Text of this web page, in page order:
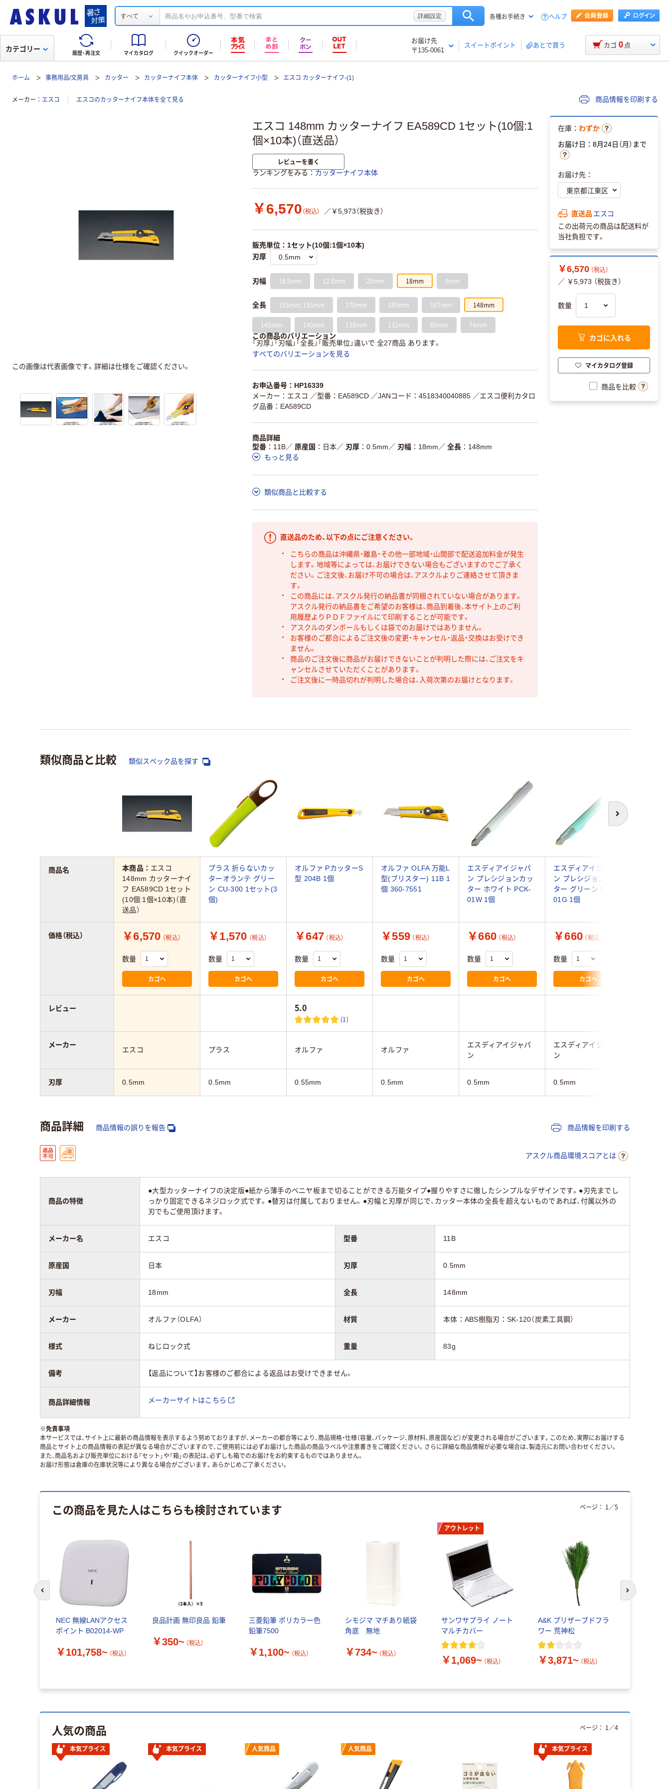
すべて 詳細設定 各種お手続き ヘルプ
履歴・再注文 マイカタログ クイックオーダー
お届け先
〒135-0061
スイートポイント あとで買う
カテゴリー カゴ 0 点
ホーム 事務用品/文房具 カッター カッターナイフ本体 カッターナイフ小型 エスコ カッターナイフ-(1)
メーカー エスコ エスコのカッターナイフ本体を全て見る 商品情報を印刷する
エスコ 148mm カッターナイフ EA589CD 1セット(10個:1
個×10本)（直送品）
レビューを書く
ランキングをみる カッターナイフ本体
￥6,570 （税込） ／￥5,973（税抜き）
販売単位：1セット(10個:1個×10本)
刃厚
刃幅 18.5mm 12.5mm 25mm 18mm 9mm
全長 155mm；155mm 270mm 180mm 167mm 148mm
145mm 140mm 138mm 132mm 80mm 74mm
この商品のバリエーション
「刃厚」「刃幅」「全長」「販売単位」違いで 全27商品 あります。
すべてのバリエーションを見る
お申込番号：HP16339
メーカー：エスコ ／型番：EA589CD ／JANコード：4518340040885 ／エスコ便利カタロ
グ品番：EA589CD
商品詳細
型番
11B／ 原産国 日本／ 刃厚 0.5mm ／ 刃幅 18mm ／ 全長
148mm
もっと見る
類似商品と比較する
直送品のため、以下の点にご注意ください。
こちらの商品は沖縄県・離島・その他一部地域・山間部で配送追加料金が発生
します。地域等によっては、お届けできない場合もございますのでご了承く
ださい。ご注文後、お届け不可の場合は、アスクルよりご連絡させて頂きま
す。
この商品には、アスクル発行の納品書が同梱されていない場合があります。
アスクル発行の納品書をご希望のお客様は、商品到着後、本サイト上のご利
用履歴よりＰＤＦファイルにて印刷することが可能です。
アスクルのダンボールもしくは袋でのお届けではありません。
お客様のご都合によるご注文後の変更・キャンセル・返品・交換はお受けでき
ません。
商品のご注文後に商品がお届けできないことが判明した際には、ご注文をキ
ャンセルさせていただくことがあります。
ご注文後に一時品切れが判明した場合は、入荷次第のお届けとなります。
この画像は代表画像です。詳細は仕様をご確認ください。
在庫： わずか
お届け日：8月24日（月）まで
お届け先：
直送品 エスコ
この出荷元の商品は配送料が
当社負担です。
￥6,570 （税込）
／ ￥5,973 （税抜き）
数量
カゴに入れる
マイカタログ登録
商品を比較
類似商品と比較 類似スペック品を探す
次へ
本商品： エスコ
148mm カッターナイ
フ EA589CD 1セット
(10個:1個×10本)（直
送品）
プラス 折らないカッ
ターオランテ グリー
ン CU-300 1セット(3
個)
オルファ PカッターS
型 204B 1個
オルファ OLFA 万能L
型(ブリスター) 11B 1
個 360-7551
エスディアイジャパ
ン プレシジョンカッ
ター ホワイト PCK-
01W 1個
エスディアイジャパ
ン プレシジョンカッ
ター グリーン PCK-
01G 1個
￥6,570 （税込）
数量
カゴへ
￥1,570 （税込）
数量
カゴへ
￥647 （税込）
数量
カゴへ
￥559 （税込）
数量
カゴへ
￥660 （税込）
数量
カゴへ
￥660 （税込）
数量
カゴへ
5.0
(1)
エスコ プラス オルファ オルファ
エスディアイジャパ
ン
エスディアイジャパ
ン
0.5mm 0.5mm 0.55mm 0.5mm 0.5mm 0.5mm
商品名
価格（税込）
レビュー
メーカー
刃厚
商品詳細 商品情報の誤りを報告 商品情報を印刷する
アスクル商品環境スコアとは
商品の特徴
●大型カッターナイフの決定版●紙から薄手のベニヤ板まで切ることができる万能タイプ●握りやすさに徹したシンプルなデザインです。●刃先までし
っかり固定できるネジロック式です。●替刃は付属しておりません。●刃幅と刃厚が同じで、カッター本体の全長を超えないものであれば、付属以外の
刃でもご使用頂けます。
メーカー名 エスコ 型番 11B
原産国 日本 刃厚 0.5mm
刃幅 18mm 全長 148mm
メーカー オルファ（OLFA） 材質 本体：ABS樹脂刃：SK-120（炭素工具鋼）
様式 ねじロック式 重量 83g
備考 【返品について】お客様のご都合による返品はお受けできません。
商品詳細情報 メーカーサイトはこちら
※免責事項
本サービスでは、サイト上に最新の商品情報を表示するよう努めておりますが、メーカーの都合等により、商品規格・仕様（容量、パッケージ、原材料、原産国など）が変更される場合がございます。このため、実際にお届けする
商品とサイト上の商品情報の表記が異なる場合がございますので、ご使用前には必ずお届けした商品の商品ラベルや注意書きをご確認ください。さらに詳細な商品情報が必要な場合は、製造元にお問い合わせください。
また、商品名および販売単位における「セット」や「箱」の表記は、必ずしも箱でのお届けをお約束するものではありません。
お届け形態は倉庫の在庫状況等により異なる場合がございます。あらかじめご了承ください。
この商品を見た人はこちらも検討されています
NEC 無線LANアクセス
ポイント B02014-WP
￥101,758~ （税込）
良品計画 無印良品 鉛筆
￥350~ （税込）
三菱鉛筆 ポリカラー色
鉛筆7500
￥1,100~ （税込）
シモジマ マチあり紙袋
角底 無地
￥734~ （税込）
アウトレット
サンワサプライ ノート
マルチカバー
￥1,069~ （税込）
A&K プリザーブドフラ
ワー 荒神松
￥3,871~ （税込）
ページ： 1 ／5
前のスライドへ 次のスライド
人気の商品
本気プライス 本気プライス 人気商品 人気商品 本気プライス
ページ： 1 ／4